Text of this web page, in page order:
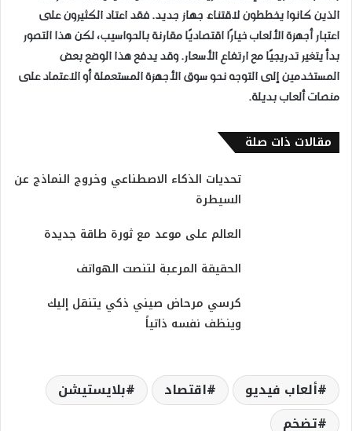
الذين كانوا يخططون لاقتناء جهاز جديد. فقد اعتاد الكثيرون على
اعتبار أجهزة الألعاب خيارًا اقتصاديًا مقارنة بالحواسيب، لكن هذا التصور
بدأ يتغير تدريجيًا مع ارتفاع الأسعار. وقد يدفع هذا الوضع بعض
المستخدمين إلى التوجه نحو سوق الأجهزة المستعملة أو الاعتماد على
منصات ألعاب بديلة.
مقالات ذات صلة
تحديات الذكاء الاصطناعي وخروج النماذج عن
السيطرة
العالم على موعد مع ثورة طاقة جديدة
الحقيقة المرعبة لتنصت الهواتف
كرسي مرحاض صيني ذكي يتنقل إليك
وينظف نفسه ذاتياً
ألعاب فيديو اقتصاد
بلايستيشن
تضخم